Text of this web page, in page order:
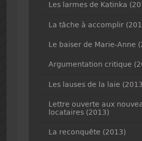
Les larmes de Katinka
La tâche à accomplir
Le baiser de Marie-Anne
Argumentation critique
Les lauses de la laie
Lettre ouverte aux
locataires (2013)
La reconquête (2013)